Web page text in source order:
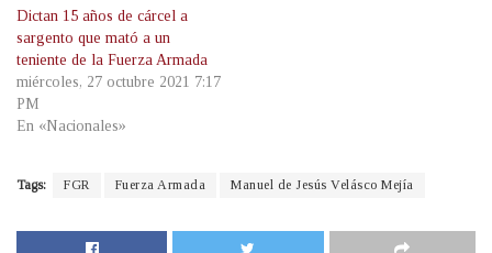
Dictan 15 años de cárcel a
sargento que mató a un
teniente de la Fuerza Armada
miércoles, 27 octubre 2021 7:17
PM
En «Nacionales»
Tags: FGR Fuerza Armada Manuel de Jesús Velásco Mejía